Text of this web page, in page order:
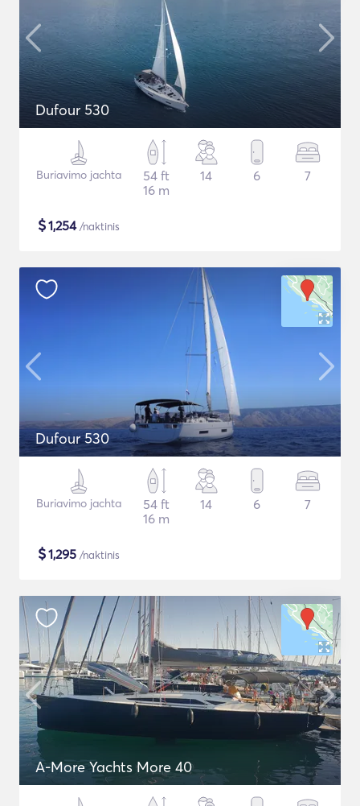
Dufour 530
Buriavimo jachta
54 ft
16 m
14 6 7
$1,254/naktinis
Dufour 530
Buriavimo jachta
54 ft
16 m
14 6 7
$1,295 /naktinis
A-More Yachts More 40